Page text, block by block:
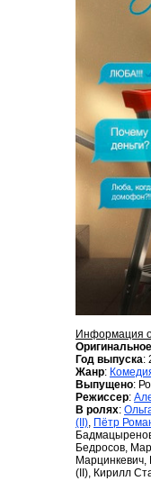
Информация
Год выпуска:
Жанр:
Выпущено:
Режиссер:
В ролях:
(II), Пётр
Бедросов,
(II), Кирилл